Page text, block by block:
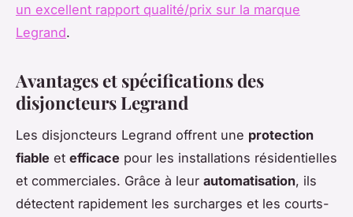
un excellent rapport qualité/prix sur la marque
Legrand.
Avantages et spécifications des
disjoncteurs Legrand
Les disjoncteurs Legrand offrent une protection
fiable et efficace pour les installations résidentielles
et commerciales. Grâce à leur automatisation, ils
détectent rapidement les surcharges et les courts-